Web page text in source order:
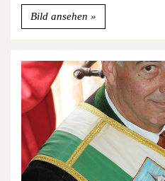
Bild ansehen